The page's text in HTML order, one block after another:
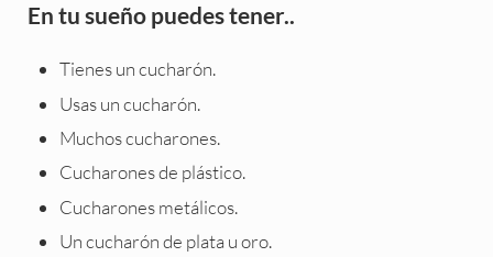
En tu sueño puedes tener..
Tienes un cucharón.
Usas un cucharón.
Muchos cucharones.
Cucharones de plástico.
Cucharones metálicos.
Un cucharón de plata u oro.